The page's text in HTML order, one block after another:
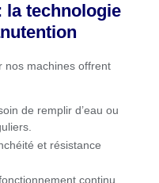
la technologie
nos machines offrent
de remplir d’eau ou
et résistance
continu